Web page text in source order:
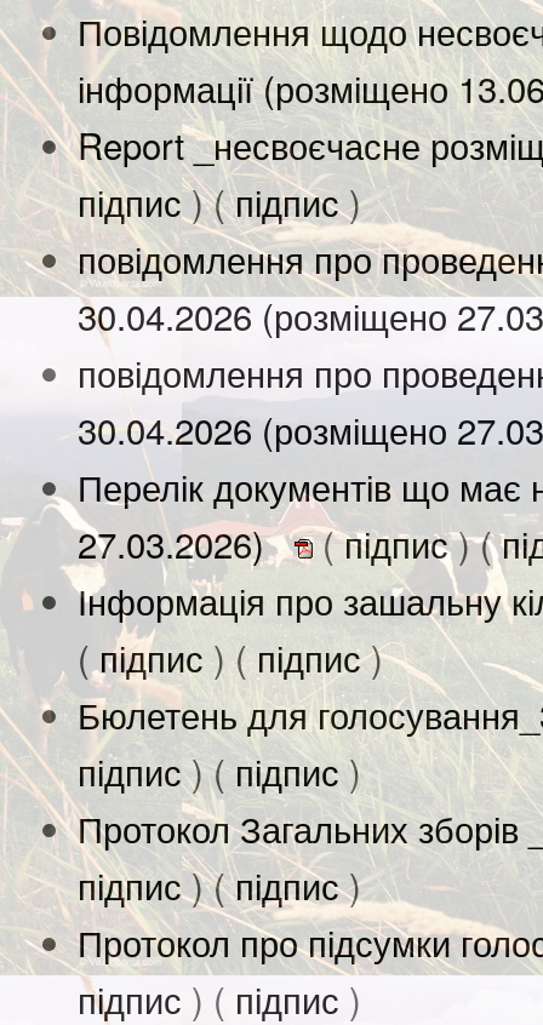
Повідомлення щодо
інформації (розміщено
Report _несвоєчасне
підпис) (підпис)
повідомлення про
30.04.2026 (розміщено
повідомлення про
30.04.2026 (розміщено
Перелік документів що має
27.03.2026)
(підпис) (
Інформація про зашальну
(підпис ) (підпис)
Бюлетень для
підпис) ( підпис)
Протокол Загальних
підпис) (підпис)
Протокол про підсумки
підпис ) ( підпис )